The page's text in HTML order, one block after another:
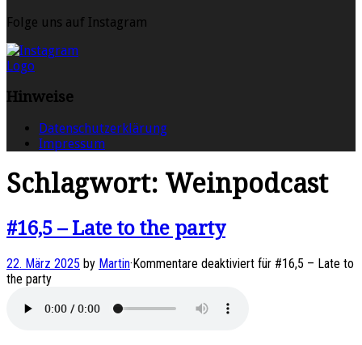
Folge uns auf Instagram
Hinweise
Datenschutzerklärung
Impressum
Schlagwort: Weinpodcast
#16,5 – Late to the party
22. März 2025 by Martin·Kommentare deaktiviert für #16,5 – Late to
the party